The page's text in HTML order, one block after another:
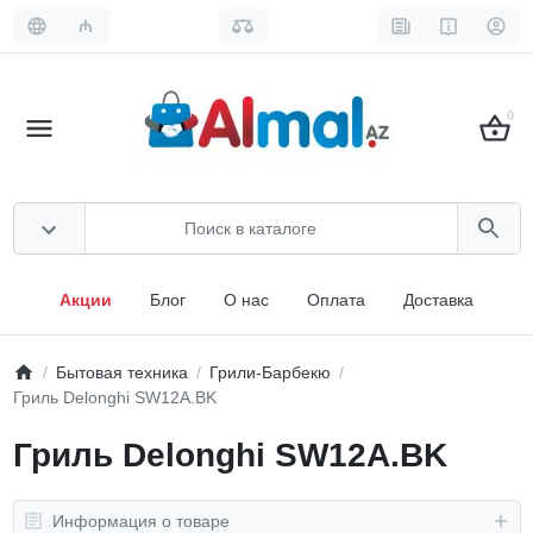
₼
0
Акции Блог О нас Оплата Доставка
Бытовая техника
Грили-Барбекю
Гриль Delonghi SW12A.BK
Гриль Delonghi SW12A.BK
Информация о товаре